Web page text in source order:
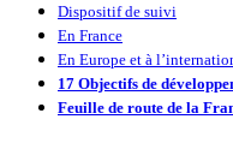
Dispositif de suivi
En France
En Europe et à
17 Objectifs de
Feuille de route de la